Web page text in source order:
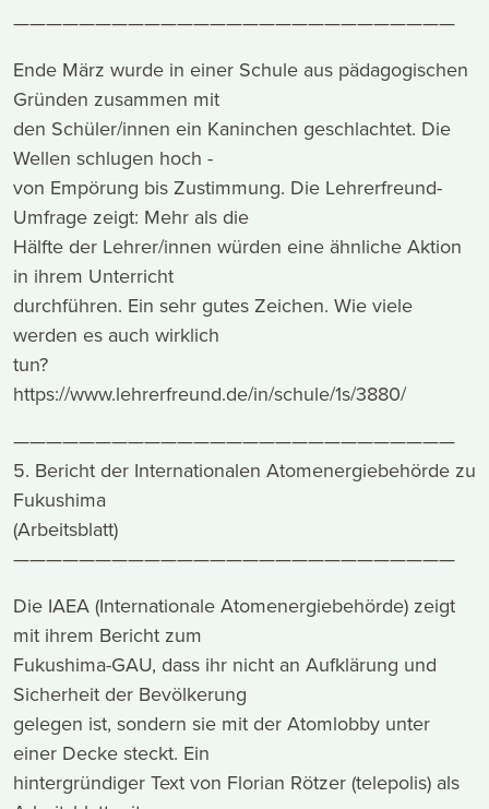
———————————————————————————
Ende März wurde in einer Schule aus pädagogischen
Gründen zusammen mit
den Schüler/innen ein Kaninchen geschlachtet. Die
Wellen schlugen hoch -
von Empörung bis Zustimmung. Die Lehrerfreund-
Umfrage zeigt: Mehr als die
Hälfte der Lehrer/innen würden eine ähnliche Aktion
in ihrem Unterricht
durchführen. Ein sehr gutes Zeichen. Wie viele
werden es auch wirklich
tun?
https://www.lehrerfreund.de/in/schule/1s/3880/
———————————————————————————
5. Bericht der Internationalen Atomenergiebehörde zu
Fukushima
(Arbeitsblatt)
———————————————————————————
Die IAEA (Internationale Atomenergiebehörde) zeigt
mit ihrem Bericht zum
Fukushima-GAU, dass ihr nicht an Aufklärung und
Sicherheit der Bevölkerung
gelegen ist, sondern sie mit der Atomlobby unter
einer Decke steckt. Ein
hintergründiger Text von Florian Rötzer (telepolis) als